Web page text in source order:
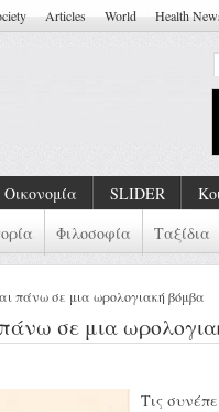
Articles World Health
Οικονομία SLIDER
Φιλοσοφία Ταξίδια
πάνω σε μια ωρολογιακή βόμβα
σε μια
Τις